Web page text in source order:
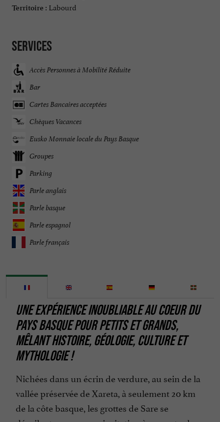
Territoire : Labourd
Services
Accès Personnes à Mobilité Réduite
Bar
Cartes Bancaires acceptées
Chèques Vacances
Eusko Monnaie locale du Pays Basque
Groupes
Parking
Parle anglais
Parle basque
Parle espagnol
Parle français
UNE EXPÉRIENCE INOUBLIABLE AU COEUR DU
PAYS BASQUE POUR PETITS ET GRANDS,
MÊLANT HISTOIRE, GÉOLOGIE, CULTURE ET
MYTHOLOGIE !
Nichées dans un écrin de verdure, au sein de la
vallée préservée de Xareta, à seulement 20 km
de la côte basque, les grottes de Sare se